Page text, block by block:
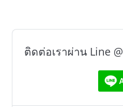
ติดต่อเราผ่าน Line @